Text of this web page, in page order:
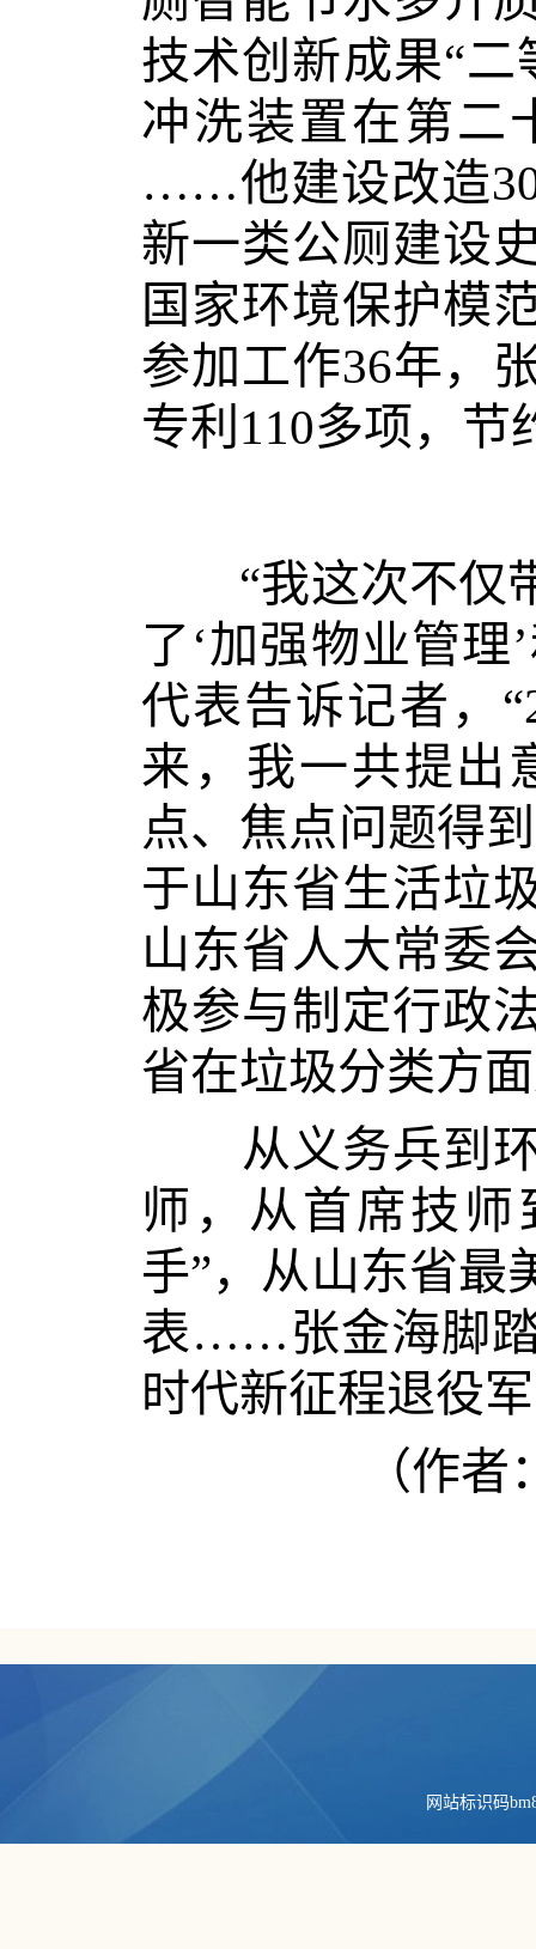
技术创新成果“
冲洗装置在第二
……他建设改造
新一类公厕建设
国家环境保护模
参加工作36年，
专利110多项，节
“我这次不仅带
了‘加强物业管理
代表告诉记者，
来，我一共提出
点、焦点问题得
于山东省生活垃
山东省人大常委
极参与制定行政
省在垃圾分类方
从义务兵到环
师，从首席技
手”，从山东省最
表……张金海脚踏
时代新征程退役
（作者：
网站标识码